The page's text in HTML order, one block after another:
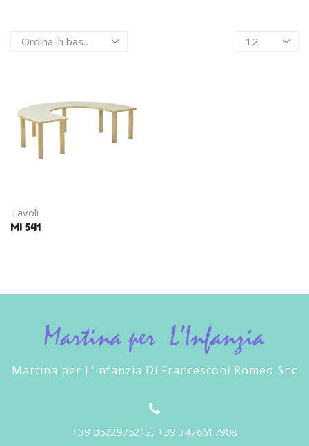
Products
Tavoli
MI 541
Martina per L'infanzia Di Francesconi Romeo Snc
+39 0522975212, +39 3476617908